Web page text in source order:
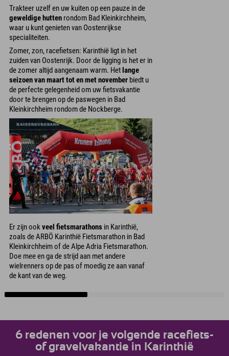
Trakteer uzelf en uw kuiten op een pauze in de
geweldige hutten rondom Bad Kleinkirchheim,
waar u kunt genieten van Oostenrijkse
specialiteiten.
Zomer, zon, racefietsen: Karinthië ligt in het
zuiden van Oostenrijk. Door de ligging is het er in
de zomer altijd aangenaam warm. Hetlange
seizoen van maart tot en met november biedt u
de perfecte gelegenheid om uw fietsvakantie
door te brengen op de paswegen in Bad
Kleinkirchheim rondom de Nockberge.
Er zijn ookveel fietsmarathons in Karinthië,
zoals de ARBÖ Karinthië Fietsmarathon in Bad
Kleinkirchheim of de Alpe Adria Fietsmarathon.
Doe mee en ga de strijd aan met andere
wielrenners op de pas of moedig ze aan vanaf
de kant van de weg.
6 redenen voor je volgende racefiets-
of gravelvakantie in Karinthië